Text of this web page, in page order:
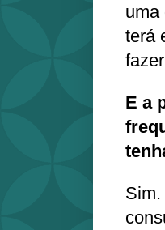
uma
terá
E a